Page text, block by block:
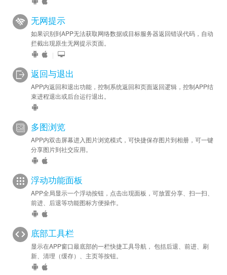
无网提示
如果识别到APP无法获取网络数据或目标服务器返回错误代码，自动
拦截出现原生无网提示页面。
|
返回与退出
APP内返回和退出功能，控制系统返回和页面返回逻辑，控制APP结
束进程退出或后台运行退出。
多图浏览
APP内双击屏幕进入图片浏览模式，可快捷保存图片到相册，可一键
分享图片到社交应用。
浮动功能面板
APP全局显示一个浮动按钮，点击出现面板，可放置分享、扫一扫、
前进、后退等功能图标方便操作。
底部工具栏
显示在APP窗口最底部的一栏快捷工具导航， 包括后退、前进、刷
新、清理（缓存）、主页等按钮。